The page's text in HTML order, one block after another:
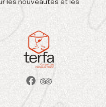
les nouveautés et les